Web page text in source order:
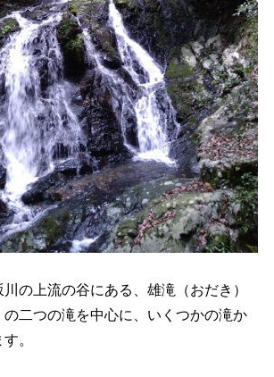
の上流の谷にある、雄滝（おだき）
の二つの滝を中心に、いくつかの滝か
。